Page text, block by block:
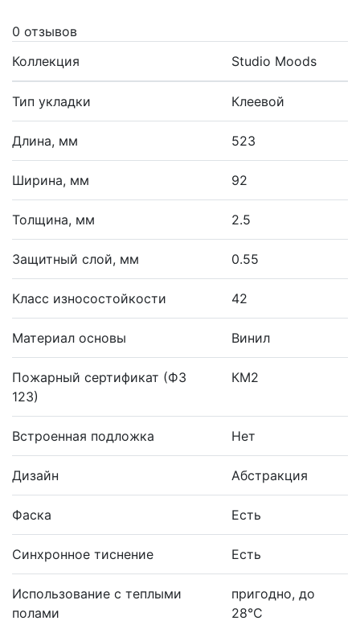
0 отзывов
Коллекция
Studio Moods
Тип укладки Клеевой
Длина, мм 523
Ширина, мм 92
Толщина, мм 2.5
Защитный слой, мм 0.55
Класс износостойкости 42
Материал основы Винил
Пожарный сертификат (ФЗ
123)
КМ2
Встроенная подложка Нет
Дизайн Абстракция
Фаска Есть
Синхронное тиснение Есть
Использование с теплыми
полами
пригодно, до
28°С